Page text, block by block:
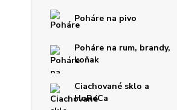
Poháre na pivo
Poháre na rum, brandy,
koňak
Ciachované sklo a
HoReCa